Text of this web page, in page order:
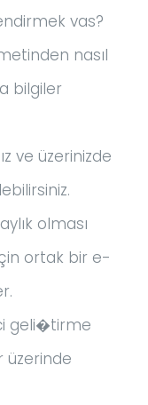
vas?
nasıl
bilgiler
ve üzerinizde
olması
ortak bir e-
geli�tirme